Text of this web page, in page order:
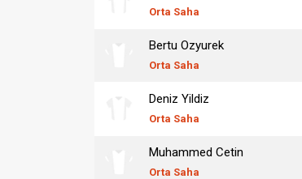
Orta Saha
Bertu Ozyurek
Orta Saha
Deniz Yildiz
Orta Saha
Muhammed Cetin
Orta Saha